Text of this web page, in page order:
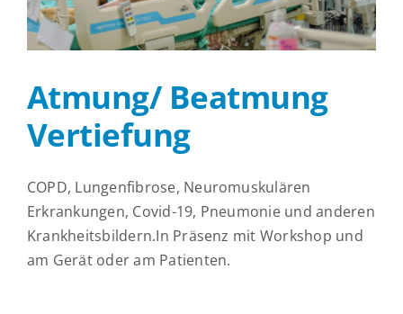
Atmung/ Beatmung
Vertiefung
COPD, Lungenfibrose, Neuromuskulären
Erkrankungen, Covid-19, Pneumonie und anderen
Krankheitsbildern.In Präsenz mit Workshop und
am Gerät oder am Patienten.